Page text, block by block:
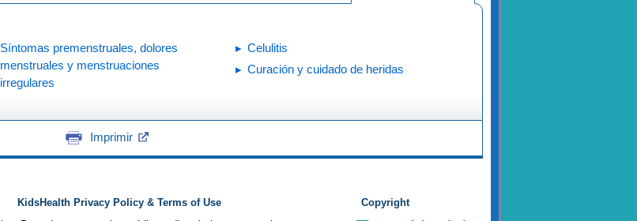
Síntomas premenstruales, dolores
menstruales y menstruaciones
irregulares
Celulitis
Curación y cuidado de heridas
Imprimir
KidsHealth Privacy Policy & Terms of Use
Copyright